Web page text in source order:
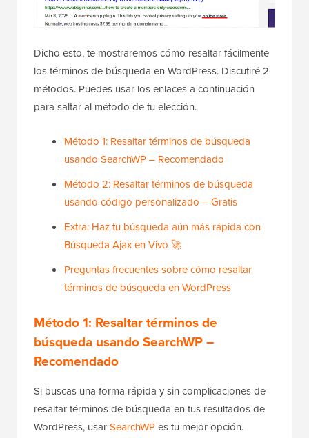
Dicho esto, te mostraremos cómo resaltar fácilmente
los términos de búsqueda en WordPress. Discutiré 2
métodos. Puedes usar los enlaces a continuación
para saltar al método de tu elección.
Método 1: Resaltar términos de búsqueda
usando SearchWP – Recomendado
Método 2: Resaltar términos de búsqueda
usando código personalizado – Gratis
Extra: Haz tu búsqueda aún más rápida con
Búsqueda Ajax en Vivo 🚀
Preguntas frecuentes sobre cómo resaltar
términos de búsqueda en WordPress
Método 1: Resaltar términos de
búsqueda usando SearchWP –
Recomendado
Si buscas una forma rápida y sin complicaciones de
resaltar términos de búsqueda en tus resultados de
WordPress, usarSearchWPes tu mejor opción.